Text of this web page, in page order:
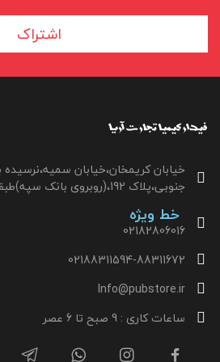
اشتراک
خیابان کریمخان،خیابان سمیه،نرسیده
جنوبی،پلاک 192،(روبروی بانک سپه)طبقه 3،واحد 14
خط ویژه
02182806016
02188311594-88311672
Info@pubstore.ir
ساعات کاری : 9 صبح تا 6 عصر